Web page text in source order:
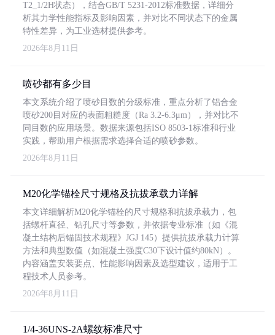
T2_1/2H状态），结合GB/T 5231-2012标准数据，详细分
析其力学性能指标及影响因素，并对比不同状态下的金属
特性差异，为工业选材提供参考。
2026年8月11日
喷砂都有多少目
本文系统介绍了喷砂目数的分级标准，重点分析了铝合金
喷砂200目对应的表面粗糙度（Ra 3.2-6.3μm），并对比不
同目数的应用场景。数据来源包括ISO 8503-1标准和行业
实践，帮助用户根据需求选择合适的喷砂参数。
2026年8月11日
M20化学锚栓尺寸规格及抗拔承载力详解
本文详细解析M20化学锚栓的尺寸规格和抗拔承载力，包
括螺杆直径、钻孔尺寸等参数，并依据专业标准（如《混
凝土结构后锚固技术规程》JGJ 145）提供抗拔承载力计算
方法和典型数值（如混凝土强度C30下设计值约80kN）。
内容涵盖安装要点、性能影响因素及选型建议，适用于工
程技术人员参考。
2026年8月11日
1/4-36UNS-2A螺纹标准尺寸